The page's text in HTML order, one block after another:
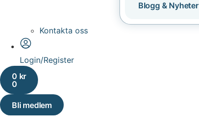
Blogg & Nyheter
Kontakta oss
Login/Register
0 kr
0
Bli medlem